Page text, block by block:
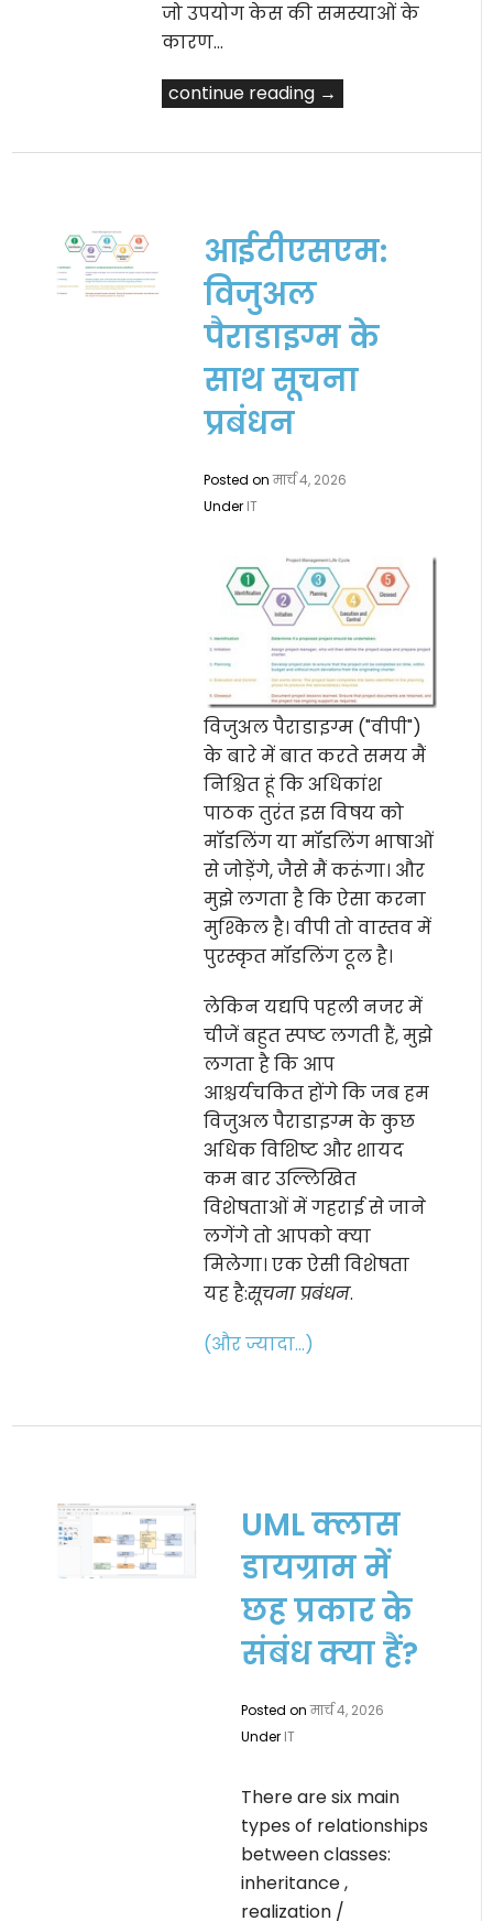
जो उपयोग केस की समस्याओं के
कारण…
continue reading →
आईटीएसएम:
विजुअल
पैराडाइग्म के
साथ सूचना
प्रबंधन
Posted onमार्च 4, 2026
Under IT
विजुअल पैराडाइग्म ("वीपी")
के बारे में बात करते समय मैं
निश्चित हूं कि अधिकांश
पाठक तुरंत इस विषय को
मॉडलिंग या मॉडलिंग भाषाओं
से जोड़ेंगे, जैसे मैं करूंगा। और
मुझे लगता है कि ऐसा करना
मुश्किल है। वीपी तो वास्तव में
पुरस्कृत मॉडलिंग टूल है।
लेकिन यद्यपि पहली नजर में
चीजें बहुत स्पष्ट लगती हैं, मुझे
लगता है कि आप
आश्चर्यचकित होंगे कि जब हम
विजुअल पैराडाइग्म के कुछ
अधिक विशिष्ट और शायद
कम बार उल्लिखित
विशेषताओं में गहराई से जाने
लगेंगे तो आपको क्या
मिलेगा। एक ऐसी विशेषता
यह है:सूचना प्रबंधन.
(और ज्यादा…)
UML क्लास
डायग्राम में
छह प्रकार के
संबंध क्या हैं?
Posted onमार्च 4, 2026
Under IT
There are six main
types of relationships
between classes:
inheritance ,
realization /